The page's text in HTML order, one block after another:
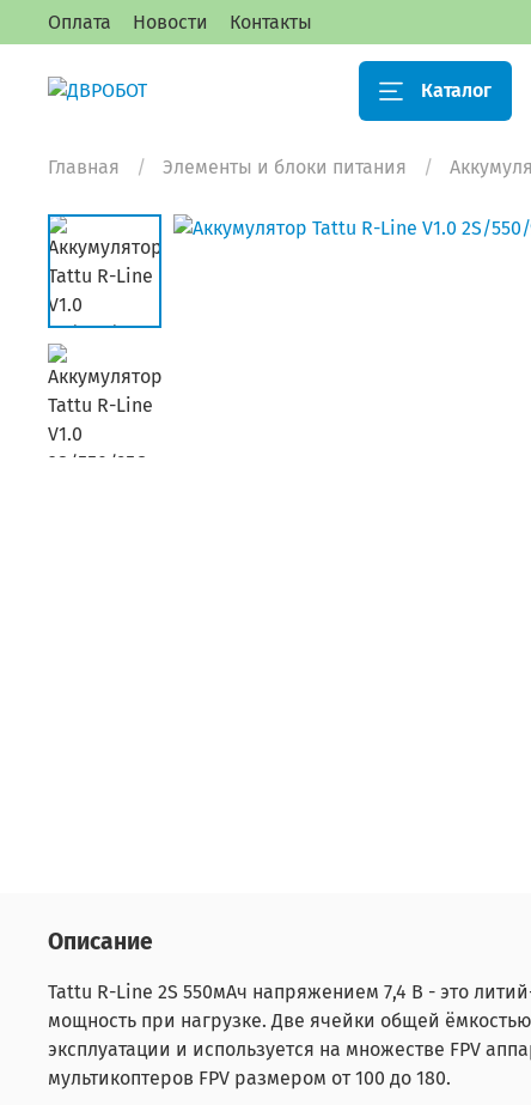
Оплата Новости Контакты
Каталог
Главная Элементы и блоки питания
Описание
Tattu R-Line 2S 550мАч напряжением 7,4 В - это
мощность при нагрузке. Две ячейки общей
эксплуатации и используется на множестве FPV
мультикоптеров FPV размером от 100 до 180.